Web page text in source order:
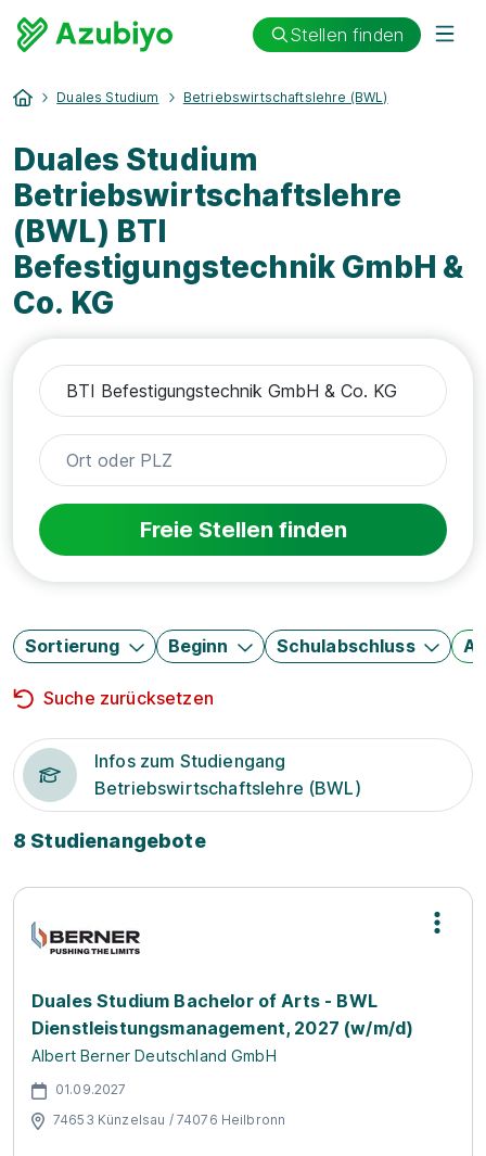
Stellen finden
Duales Studium Betriebswirtschaftslehre (BWL)
Duales Studium
Betriebswirtschaftslehre
(BWL) BTI
Befestigungstechnik GmbH &
Co. KG
Freie Stellen finden
Sortierung Beginn Schulabschluss
Suche zurücksetzen
Infos zum Studiengang
Betriebswirtschaftslehre (BWL)
8 Studienangebote
Duales Studium Bachelor of Arts - BWL
Dienstleistungsmanagement, 2027 (w/m/d)
Albert Berner Deutschland GmbH
01.09.2027
74653 Künzelsau / 74076 Heilbronn